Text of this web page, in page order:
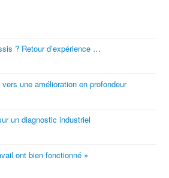
? Retour d’expérience …
une amélioration en profondeur
un diagnostic industriel
ont bien fonctionné »